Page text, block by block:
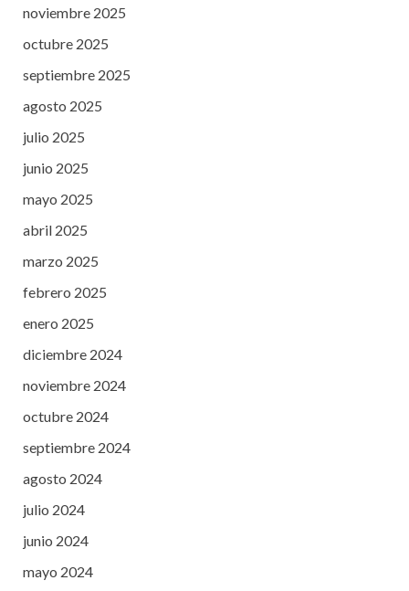
noviembre 2025
octubre 2025
septiembre 2025
agosto 2025
julio 2025
junio 2025
mayo 2025
abril 2025
marzo 2025
febrero 2025
enero 2025
diciembre 2024
noviembre 2024
octubre 2024
septiembre 2024
agosto 2024
julio 2024
junio 2024
mayo 2024